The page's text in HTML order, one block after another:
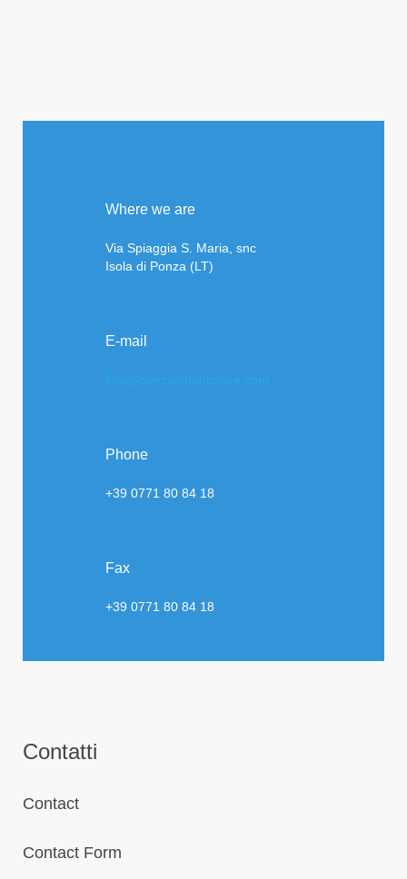
Where we are
Via Spiaggia S. Maria, snc
Isola di Ponza (LT)
E-mail
Phone
+39 0771 80 84 18
Fax
+39 0771 80 84 18
Contatti
Contact
Contact Form